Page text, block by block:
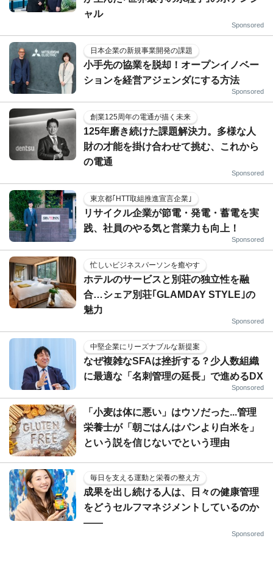
ャル
Sponsored
日本企業の新規事業開発の課題
小手先の協業を脱却！オープンイノベー
ションを経営アジェンダにする方法
Sponsored
創業125周年の電通が描く未来
125年磨き続けた課題解決力。多様な人
財の才能を掛け合わせて挑む、これから
の電通
Sponsored
東京都｢HTT取組推進宣言企業｣
リサイクル企業が節電・発電・蓄電を実
践、社員のやる気と営業力も向上！
Sponsored
忙しいビジネスパーソンを癒やす
ホテルのサービスと別荘の独立性を融
合…シェア別荘｢GLAMDAY STYLE｣の
魅力
Sponsored
中堅企業にリーズナブルな新提案
なぜ複雑なSFAは挫折する？少人数組織
に最適な「名刺管理の延長」で進めるDX
Sponsored
「小麦は体に悪い」はウソだった...管理
栄養士が「朝ごはんはパンより白米を」
という説を信じないでという理由
毎日を支える運動と栄養の整え方
成果を出し続ける人は、日々の健康管理
をどうセルフマネジメントしているのか
——
Sponsored